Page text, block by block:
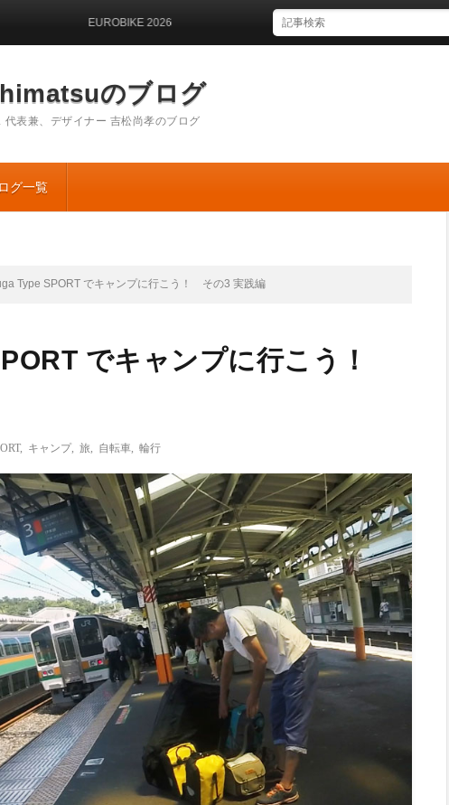
のブログ
表兼、デザイナー 吉松尚孝のブログ
グ一覧
EUROBIKE 2026
Type SPORT でキャンプに行こう！ その3 実践編
でキャンプに行こう！
, キャンプ, 旅 自転車 輪行